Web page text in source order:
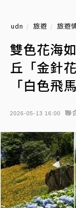
udn 旅遊 旅遊
雙色花海
丘「金針
「白色飛
2026-05-13 16:00 聯